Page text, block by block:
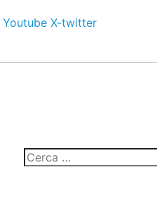
Youtube X-twitter